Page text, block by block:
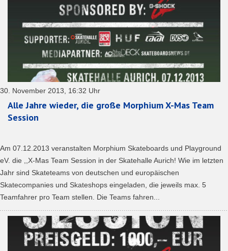
30. November 2013, 16:32 Uhr
Alle Jahre wieder, die große Morphium X-Mas Team
Session
Am 07.12.2013 veranstalten Morphium Skateboards und Playground
eV. die ,,X-Mas Team Session in der Skatehalle Aurich! Wie im letzten
Jahr sind Skateteams von deutschen und europäischen
Skatecompanies und Skateshops eingeladen, die jeweils max. 5
Teamfahrer pro Team stellen. Die Teams fahren...